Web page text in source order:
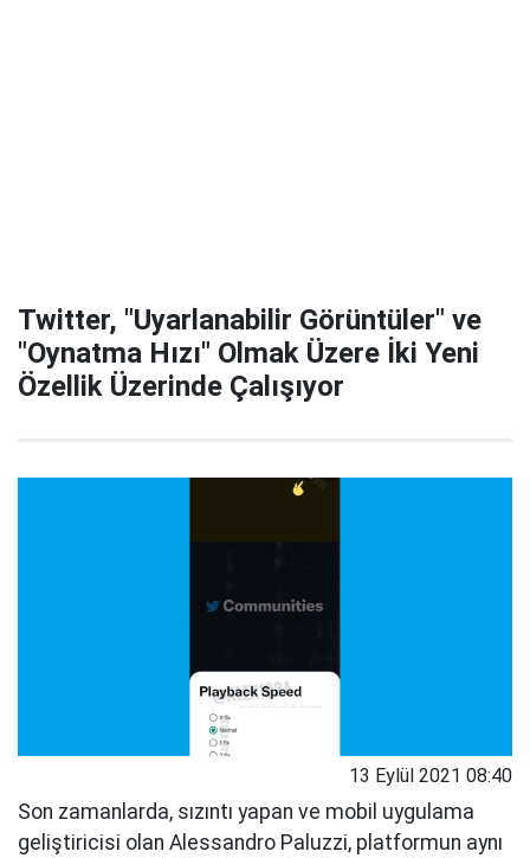
Twitter, "Uyarlanabilir Görüntüler" ve
"Oynatma Hızı" Olmak Üzere İki Yeni
Özellik Üzerinde Çalışıyor
13 Eylül 2021 08:40
Son zamanlarda, sızıntı yapan ve mobil uygulama
geliştiricisi olan Alessandro Paluzzi, platformun aynı